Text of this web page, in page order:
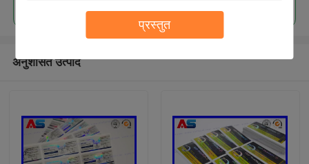
प्रस्तुत
अनुशंसित उत्पाद